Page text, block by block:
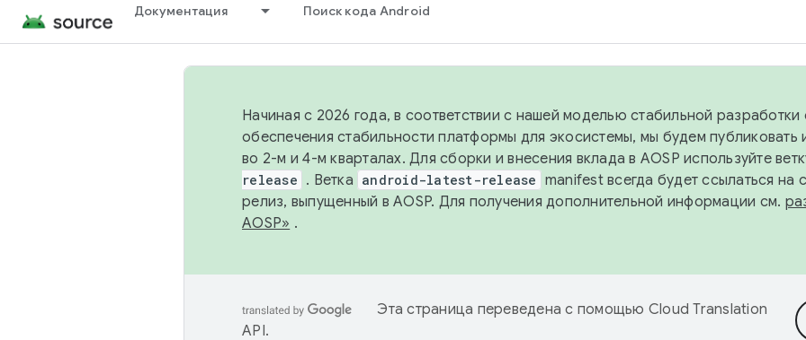
Документация Поиск кода Android
Начиная с 2026 года, в соответствии с нашей моделью стабильной разработки
обеспечения стабильности платформы для экосистемы, мы будем публиковать
во 2-м и 4-м кварталах. Для сборки и внесения вклада в AOSP используйте
release . Ветка android-latest-release manifest всегда будет ссылаться на
релиз, выпущенный в AOSP. Для получения дополнительной информации см.
AOSP» .
Эта страница переведена с помощью Cloud Translation
API.